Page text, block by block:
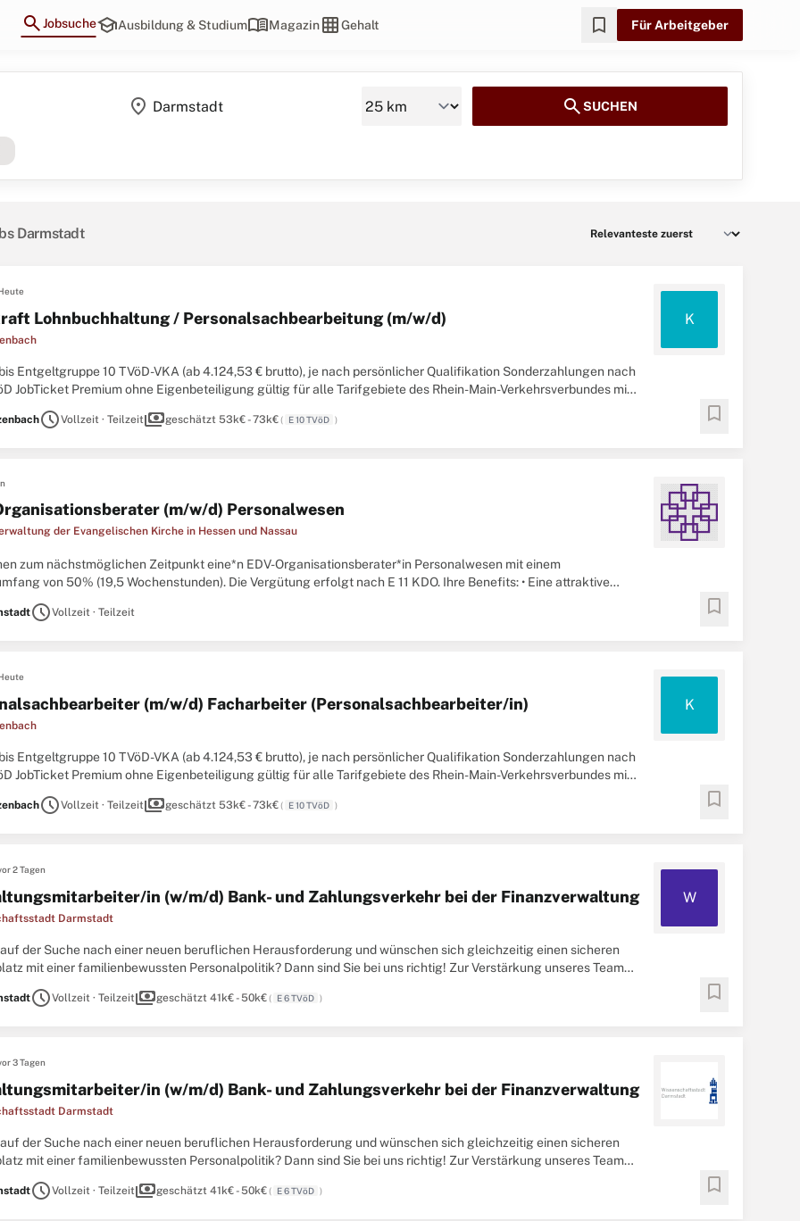
searchJobsucheschoolAusbildung & Studiummenu_bookMagazingrid_onGehalt bookmark Für Arbeitgeber
location_on searchSUCHEN
Darmstadt
Lohnbuchhaltung / Personalsachbearbeitung (m/w/d) K
Entgeltgruppe 10 TVöD-VKA (ab 4.124,53 € brutto), je nach persönlicher Qualifikation Sonderzahlungen nach
JobTicket Premium ohne Eigenbeteiligung gültig für alle Tarifgebiete des Rhein-Main-Verkehrsverbundes mit
scheduleVollzeit · Teilzeitpaymentsgeschätzt 53k€ - 73k€( E 10 TVöD ) bookmark
(m/w/d) Personalwesen
der Evangelischen Kirche in Hessen und Nassau
zum nächstmöglichen Zeitpunkt eine*n EDV-Organisationsberater*in Personalwesen mit einem
von 50% (19,5 Wochenstunden). Die Vergütung erfolgt nach E 11 KDO. Ihre Benefits: • Eine attraktive
scheduleVollzeit · Teilzeit bookmark
(m/w/d) Facharbeiter (Personalsachbearbeiter/in) K
Entgeltgruppe 10 TVöD-VKA (ab 4.124,53 € brutto), je nach persönlicher Qualifikation Sonderzahlungen nach
JobTicket Premium ohne Eigenbeteiligung gültig für alle Tarifgebiete des Rhein-Main-Verkehrsverbundes mit
scheduleVollzeit · Teilzeitpaymentsgeschätzt 53k€ - 73k€( E 10 TVöD ) bookmark
2 Tagen
in (w/m/d) Bank- und Zahlungsverkehr bei der Finanzverwaltung
Darmstadt
W
auf der Suche nach einer neuen beruflichen Herausforderung und wünschen sich gleichzeitig einen sicheren
mit einer familienbewussten Personalpolitik? Dann sind Sie bei uns richtig! Zur Verstärkung unseres Teams
scheduleVollzeit · Teilzeitpaymentsgeschätzt 41k€ - 50k€( E 6 TVöD ) bookmark
3 Tagen
in (w/m/d) Bank- und Zahlungsverkehr bei der Finanzverwaltung
Darmstadt
auf der Suche nach einer neuen beruflichen Herausforderung und wünschen sich gleichzeitig einen sicheren
mit einer familienbewussten Personalpolitik? Dann sind Sie bei uns richtig! Zur Verstärkung unseres Teams
scheduleVollzeit · Teilzeitpaymentsgeschätzt 41k€ - 50k€( E 6 TVöD ) bookmark